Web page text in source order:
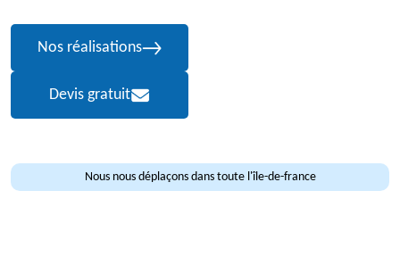
Nos réalisations
Devis gratuit
Nous nous déplaçons dans toute l'île-de-france